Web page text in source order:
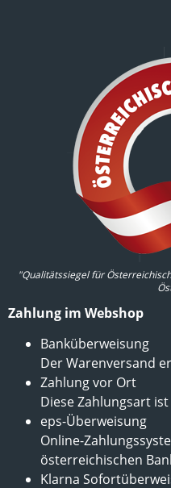
"Qualitätssiegel für
Zahlung im Webshop
Banküberweisung
Der Warenversand
Zahlung vor Ort
Diese Zahlungsart
eps-Überweisung
Online-
österreichischen
Klarna